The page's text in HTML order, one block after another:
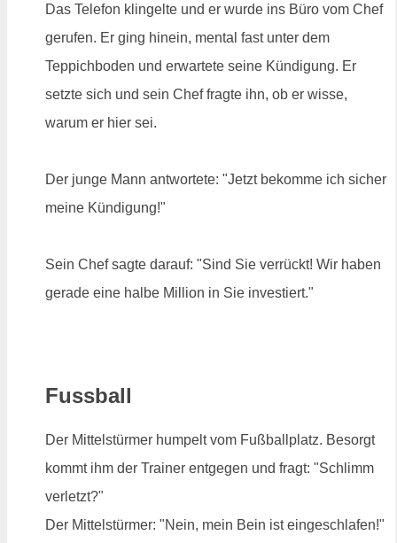
Das Telefon klingelte und er wurde ins Büro vom Chef
gerufen. Er ging hinein, mental fast unter dem
Teppichboden und erwartete seine Kündigung. Er
setzte sich und sein Chef fragte ihn, ob er wisse,
warum er hier sei.
Der junge Mann antwortete: "Jetzt bekomme ich sicher
meine Kündigung!"
Sein Chef sagte darauf: "Sind Sie verrückt! Wir haben
gerade eine halbe Million in Sie investiert."
Fussball
Der Mittelstürmer humpelt vom Fußballplatz. Besorgt
kommt ihm der Trainer entgegen und fragt: "Schlimm
verletzt?"
Der Mittelstürmer: "Nein, mein Bein ist eingeschlafen!"